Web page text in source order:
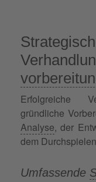
Erfolgreiche
gründliche
Analyse, der
dem
Umfassende